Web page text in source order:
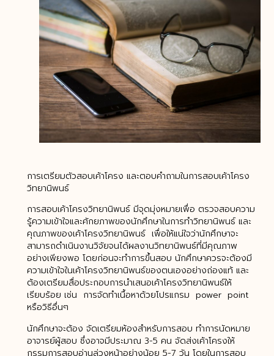
การเตรียมตัวสอบเค้าโครง และตอบคำถามในการสอบเค้าโครง
วิทยานิพนธ์
การสอบเค้าโครงวิทยานิพนธ์ มีจุดมุ่งหมายเพื่อ ตรวจสอบความ
รู้ความเข้าใจและศักยภาพของนักศึกษาในการทำวิทยานิพนธ์ และ
คุณภาพของเค้าโครงวิทยานิพนธ์ เพื่อให้แน่ใจว่านักศึกษาจะ
สามารถดำเนินงานวิจัยจนได้ผลงานวิทยานิพนธ์ที่มีคุณภาพ
อย่างเพียงพอ โดยก่อนจะทำการขึ้นสอบ นักศึกษาควรจะต้องมี
ความเข้าใจในเค้าโครงวิทยานิพนธ์ของตนเองอย่างถ่องแท้ และ
ต้องเตรียมสื่อประกอบการนำเสนอเค้าโครงวิทยานิพนธ์ให้
เรียบร้อย เช่น การจัดทำเนื้อหาด้วยโปรแกรม power point
หรือวิธีอื่นๆ
นักศึกษาจะต้อง จัดเตรียมห้องสำหรับการสอบ ทำการนัดหมาย
อาจารย์ผู้สอบ ซึ่งอาจมีประมาณ 3-5 คน จัดส่งเค้าโครงให้
กรรมการสอบอ่านล่วงหน้าอย่างน้อย 5-7 วัน โดยในการสอบ